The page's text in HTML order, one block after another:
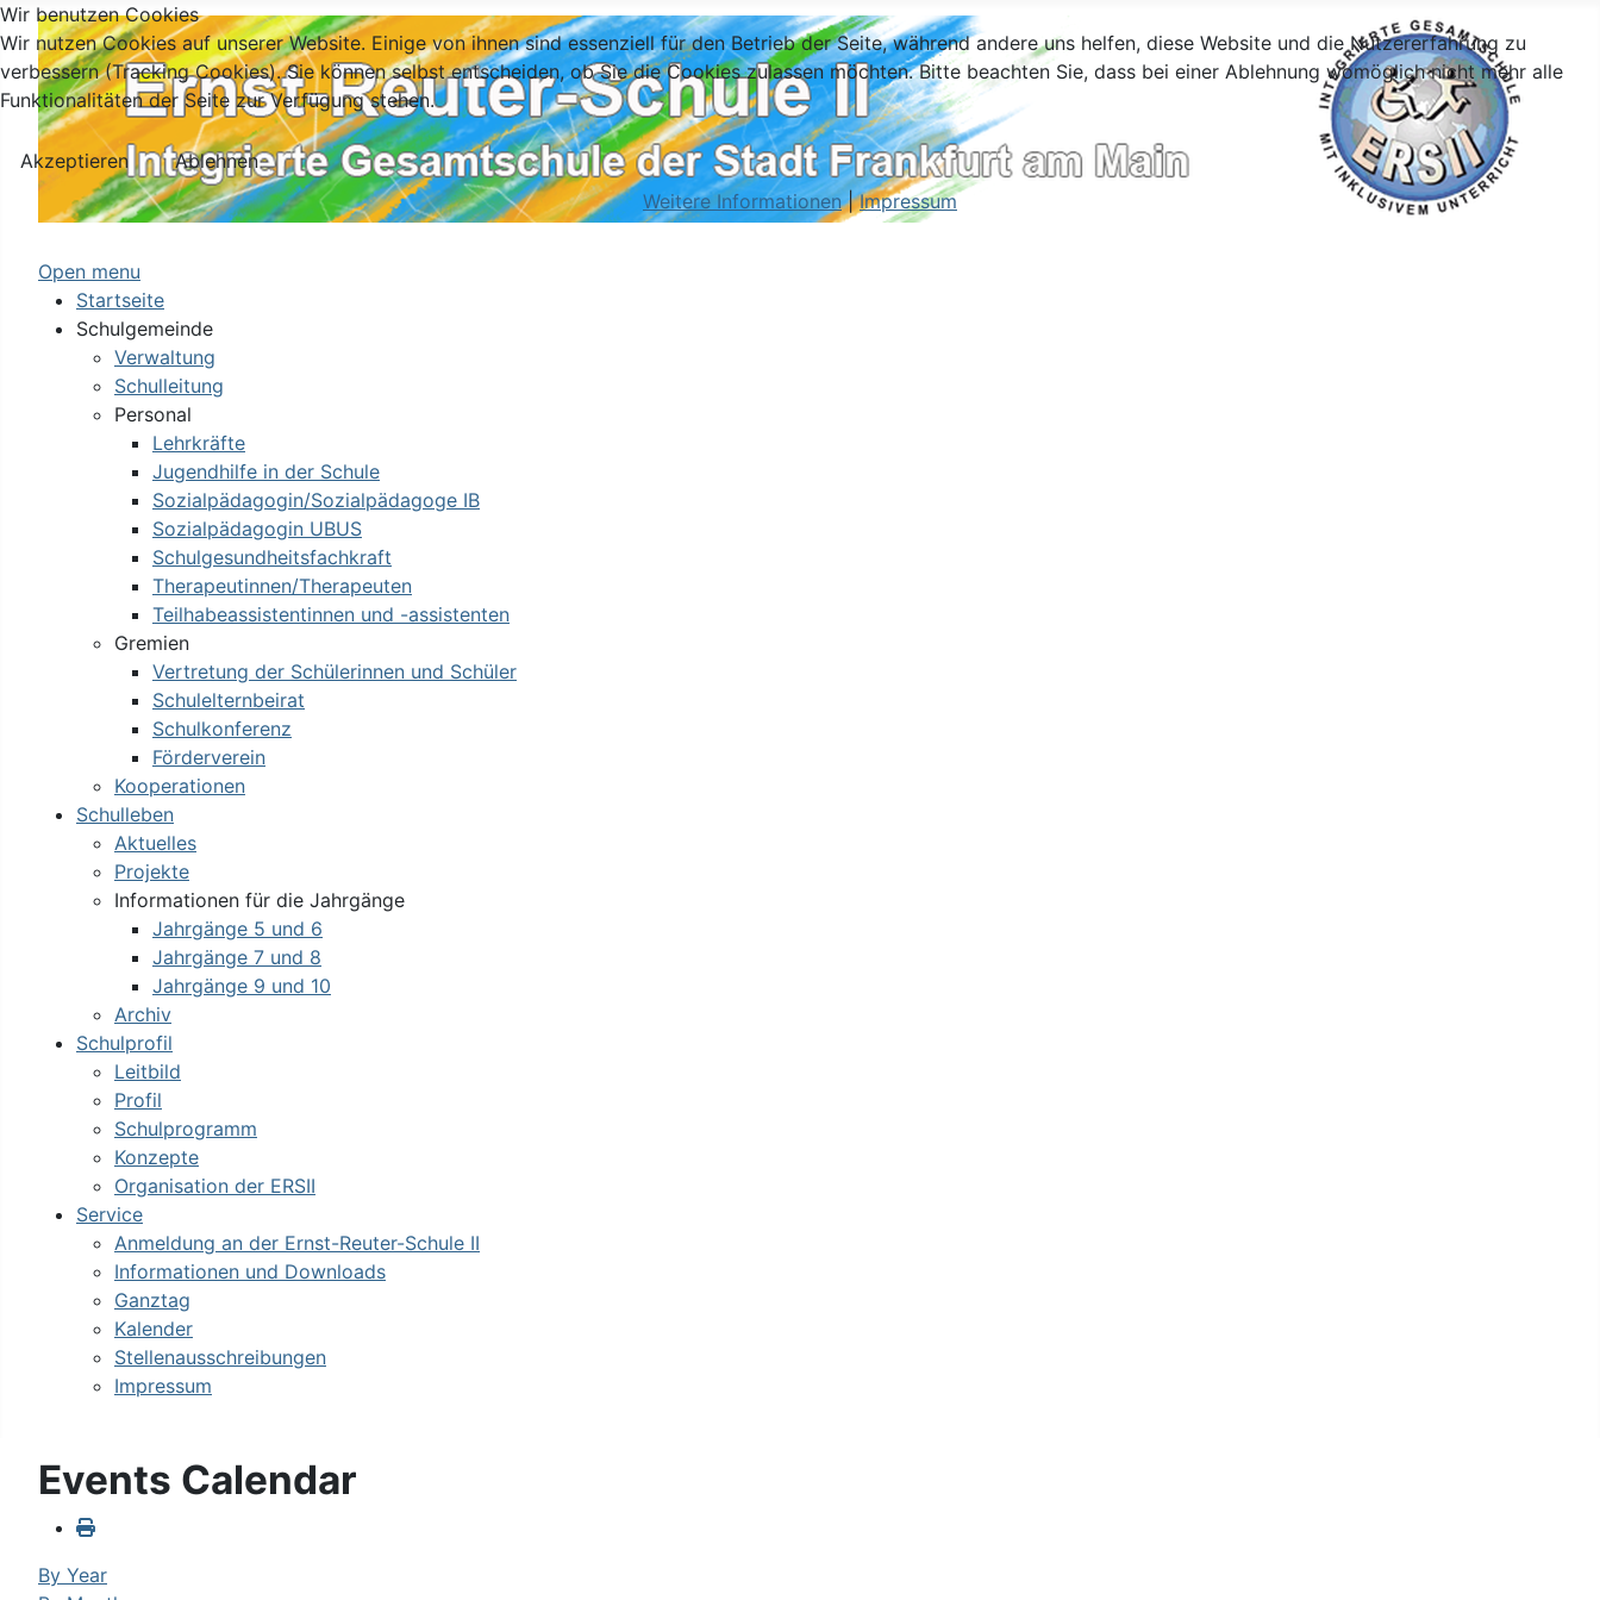
Open menu
Startseite
Schulgemeinde
Verwaltung
Schulleitung
Personal
Lehrkräfte
Jugendhilfe in der Schule
Sozialpädagogin/Sozialpädagoge IB
Sozialpädagogin UBUS
Schulgesundheitsfachkraft
Therapeutinnen/Therapeuten
Teilhabeassistentinnen und -assistenten
Gremien
Vertretung der Schülerinnen und Schüler
Schulelternbeirat
Schulkonferenz
Förderverein
Kooperationen
Schulleben
Aktuelles
Projekte
Informationen für die Jahrgänge
Jahrgänge 5 und 6
Jahrgänge 7 und 8
Jahrgänge 9 und 10
Archiv
Schulprofil
Leitbild
Profil
Schulprogramm
Konzepte
Organisation der ERSII
Service
Anmeldung an der Ernst-Reuter-Schule II
Informationen und Downloads
Ganztag
Kalender
Stellenausschreibungen
Impressum
Events Calendar
By Year
Wir benutzen Cookies
Wir nutzen Cookies auf unserer Website. Einige von ihnen sind essenziell für den Betrieb der Seite, während andere uns helfen, diese Website und die Nutzererfahrung zu
verbessern (Tracking Cookies). Sie können selbst entscheiden, ob Sie die Cookies zulassen möchten. Bitte beachten Sie, dass bei einer Ablehnung womöglich nicht mehr alle
Funktionalitäten der Seite zur Verfügung stehen.
Akzeptieren
Ablehnen
Weitere Informationen|Impressum